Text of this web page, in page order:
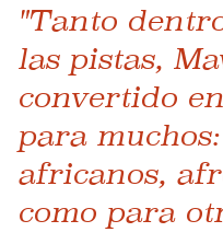
"Tanto
las pistas,
convertido
para
africanos,
como para